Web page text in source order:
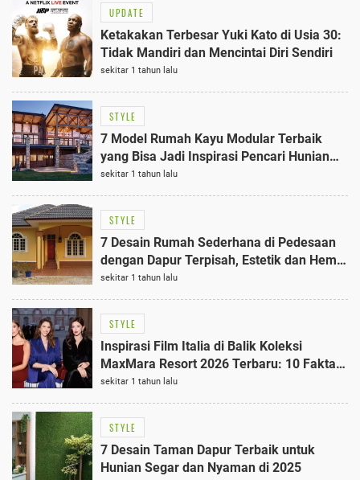
UPDATE
Ketakakan Terbesar Yuki Kato di Usia 30:
Tidak Mandiri dan Mencintai Diri Sendiri
sekitar 1 tahun lalu
STYLE
7 Model Rumah Kayu Modular Terbaik
yang Bisa Jadi Inspirasi Pencari Hunian
Modern
sekitar 1 tahun lalu
STYLE
7 Desain Rumah Sederhana di Pedesaan
dengan Dapur Terpisah, Estetik dan Hemat
Biaya
sekitar 1 tahun lalu
STYLE
Inspirasi Film Italia di Balik Koleksi
MaxMara Resort 2026 Terbaru: 10 Fakta
Menarik
sekitar 1 tahun lalu
STYLE
7 Desain Taman Dapur Terbaik untuk
Hunian Segar dan Nyaman di 2025